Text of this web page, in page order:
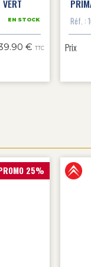
EN STOCK
€ TTC
Réf. :
Prix
25%